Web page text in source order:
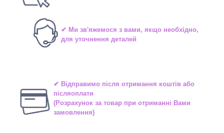
✔ Ми зв'яжемося з вами, якщо необхідно,
для уточнення деталей
✔ Відправимо після отримання коштів або
післяоплати
(Розрахунок за товар при отриманні Вами
замовлення)